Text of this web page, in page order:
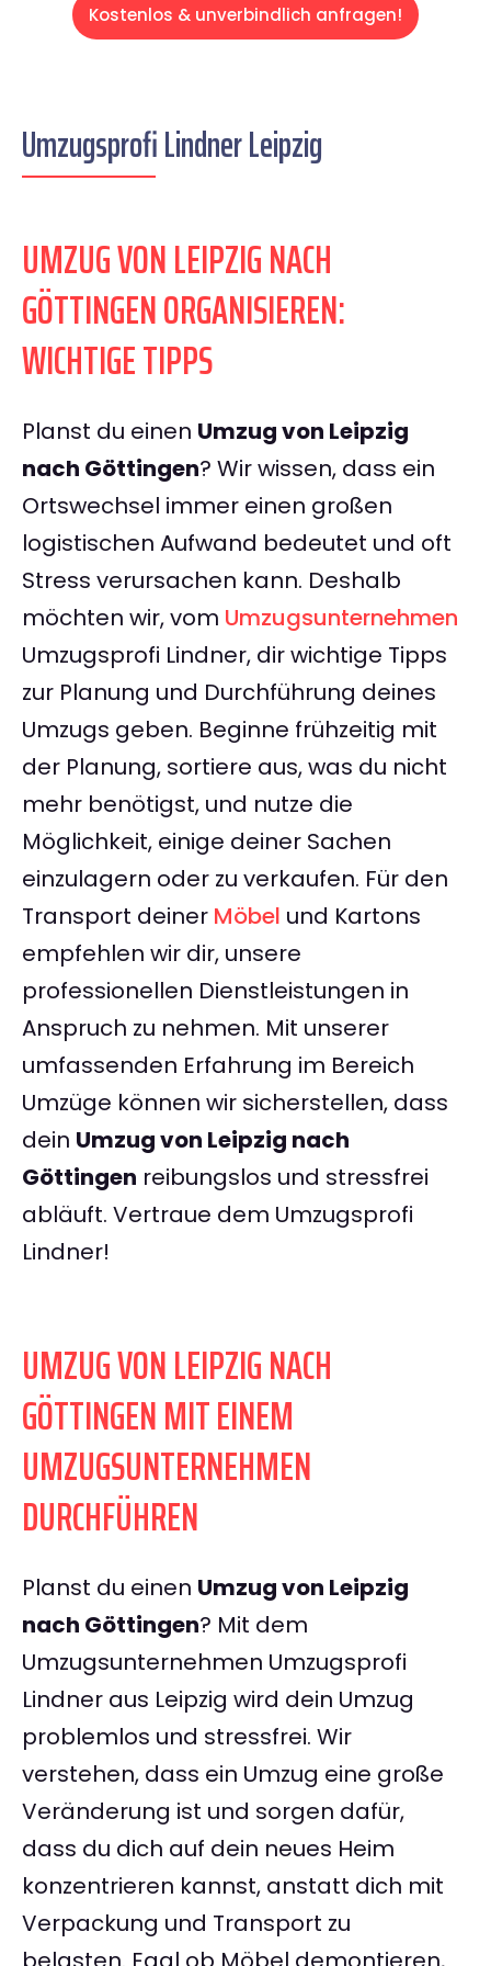
Kostenlos & unverbindlich anfragen!
Umzugsprofi Lindner Leipzig
UMZUG VON LEIPZIG NACH
GÖTTINGEN ORGANISIEREN:
WICHTIGE TIPPS
Planst du einen Umzug von Leipzig
nach Göttingen? Wir wissen, dass ein
Ortswechsel immer einen großen
logistischen Aufwand bedeutet und oft
Stress verursachen kann. Deshalb
möchten wir, vom Umzugsunternehmen
Umzugsprofi Lindner, dir wichtige Tipps
zur Planung und Durchführung deines
Umzugs geben. Beginne frühzeitig mit
der Planung, sortiere aus, was du nicht
mehr benötigst, und nutze die
Möglichkeit, einige deiner Sachen
einzulagern oder zu verkaufen. Für den
Transport deiner Möbel und Kartons
empfehlen wir dir, unsere
professionellen Dienstleistungen in
Anspruch zu nehmen. Mit unserer
umfassenden Erfahrung im Bereich
Umzüge können wir sicherstellen, dass
dein Umzug von Leipzig nach
Göttingen reibungslos und stressfrei
abläuft. Vertraue dem Umzugsprofi
Lindner!
UMZUG VON LEIPZIG NACH
GÖTTINGEN MIT EINEM
UMZUGSUNTERNEHMEN
DURCHFÜHREN
Planst du einen Umzug von Leipzig
nach Göttingen? Mit dem
Umzugsunternehmen Umzugsprofi
Lindner aus Leipzig wird dein Umzug
problemlos und stressfrei. Wir
verstehen, dass ein Umzug eine große
Veränderung ist und sorgen dafür,
dass du dich auf dein neues Heim
konzentrieren kannst, anstatt dich mit
Verpackung und Transport zu